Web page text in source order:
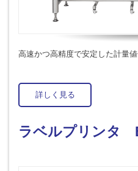
高速かつ高精度で安定した計量
詳しく見る
ラベルプリンタ